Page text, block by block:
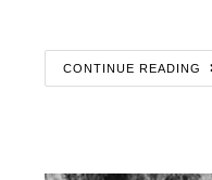
CONTINUE READING